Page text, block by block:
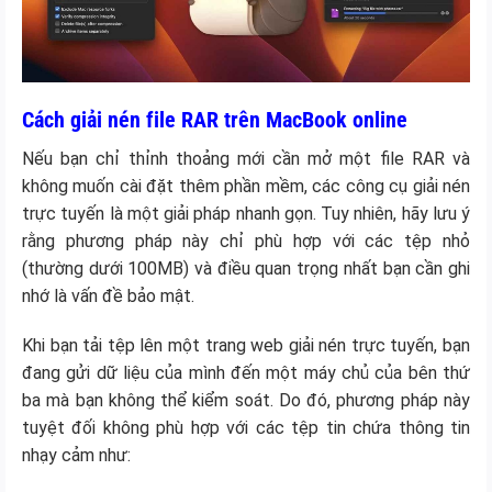
Cách giải nén file RAR trên MacBook online
Nếu bạn chỉ thỉnh thoảng mới cần mở một file RAR và
không muốn cài đặt thêm phần mềm, các công cụ giải nén
trực tuyến là một giải pháp nhanh gọn. Tuy nhiên, hãy lưu ý
rằng phương pháp này chỉ phù hợp với các tệp nhỏ
(thường dưới 100MB) và điều quan trọng nhất bạn cần ghi
nhớ là vấn đề bảo mật.
Khi bạn tải tệp lên một trang web giải nén trực tuyến, bạn
đang gửi dữ liệu của mình đến một máy chủ của bên thứ
ba mà bạn không thể kiểm soát. Do đó, phương pháp này
tuyệt đối không phù hợp với các tệp tin chứa thông tin
nhạy cảm như: